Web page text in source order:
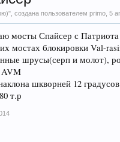
", создана пользователем primo, 5
мосты Спайсер с Патриота
мостах блокировки Val-
шрусы(серп и молот),
шкворней 12 градусов
т.р